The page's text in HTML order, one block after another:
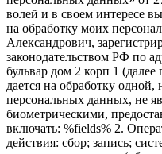
волей и в своем интересе
на обработку моих
Александрович,
законодательством РФ по
бульвар дом 2 корп 1
дается на обработку одной,
персональных данных, не
биометрическими,
включать: %fields% 2.
действия: сбор; запись;